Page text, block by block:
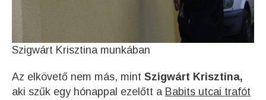
Szigwárt Krisztina munkában
Az elkövető nem más, mint Szigwárt Krisztina,
aki szűk egy hónappal ezelőtt a Babits utcai trafót